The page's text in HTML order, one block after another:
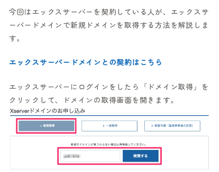
今回はエックスサーバーを契約している人が、エックスサ
ーバードメインで新規ドメインを取得する方法を解説しま
す。
エックスサーバードメインとの契約はこちら
エックスサーバーにログインをしたら「ドメイン取得」を
クリックして、ドメインの取得画面を開きます。